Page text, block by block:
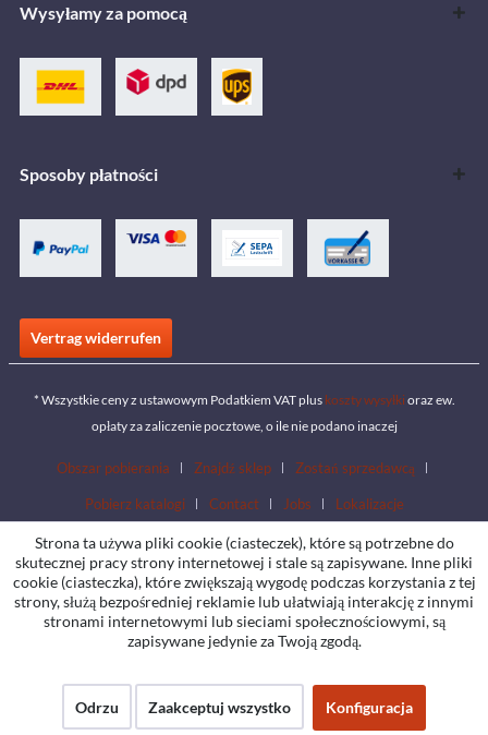
Wysyłamy za pomocą
Sposoby płatności
Vertrag widerrufen
* Wszystkie ceny z ustawowym Podatkiem VAT plus koszty wysyłki oraz ew.
opłaty za zaliczenie pocztowe, o ile nie podano inaczej
Obszar pobierania Znajdź sklep Zostań sprzedawcą
Pobierz katalogi Contact Jobs Lokalizacje
Strona ta używa pliki cookie (ciasteczek), które są potrzebne do
skutecznej pracy strony internetowej i stale są zapisywane. Inne pliki
cookie (ciasteczka), które zwiększają wygodę podczas korzystania z tej
strony, służą bezpośredniej reklamie lub ułatwiają interakcję z innymi
stronami internetowymi lub sieciami społecznościowymi, są
zapisywane jedynie za Twoją zgodą.
Odrzu Zaakceptuj wszystko Konfiguracja